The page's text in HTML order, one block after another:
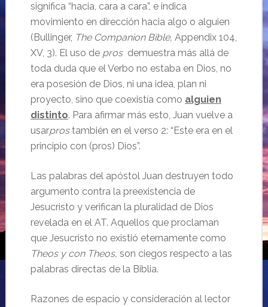
significa “hacia, cara a cara”, e indica
movimiento en dirección hacia algo o alguien
(Bullinger, The Companion Bible, Appendix 104,
XV, 3). El uso de pros demuestra más allá de
toda duda que el Verbo no estaba en Dios, no
era posesión de Dios, ni una idea, plan ni
proyecto, sino que coexistía como alguien
distinto. Para afirmar más esto, Juan vuelve a
usarprostambién en el verso 2: “Este era en el
principio con (pros) Dios”.
Las palabras del apóstol Juan destruyen todo
argumento contra la preexistencia de
Jesucristo y verifican la pluralidad de Dios
revelada en el AT. Aquellos que proclaman
que Jesucristo no existió eternamente como
Theos y con Theos, son ciegos respecto a las
palabras directas de la Biblia.
Razones de espacio y consideración al lector